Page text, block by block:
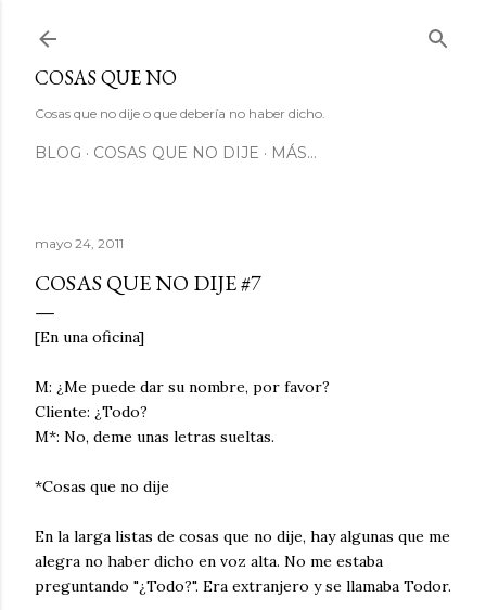
COSAS QUE NO
Cosas que no dije o que debería no haber dicho.
BLOG COSAS QUE NO DIJE MÁS…
mayo 24, 2011
COSAS QUE NO DIJE #7
[En una oficina]
M: ¿Me puede dar su nombre, por favor?
Cliente: ¿Todo?
M*: No, deme unas letras sueltas.
*Cosas que no dije
En la larga listas de cosas que no dije, hay algunas que me
alegra no haber dicho en voz alta. No me estaba
preguntando "¿Todo?". Era extranjero y se llamaba Todor.